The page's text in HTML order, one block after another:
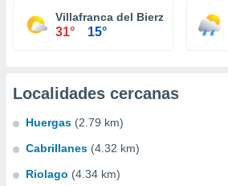
Villafranca del Bierzo
31° 15°
Localidades cercanas
Huergas (2.79 km)
Cabrillanes (4.32 km)
Riolago (4.34 km)